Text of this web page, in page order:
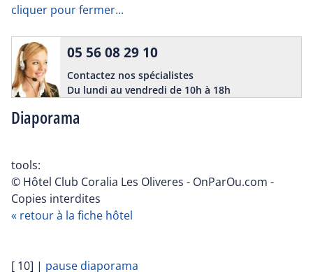
cliquer pour fermer...
Diaporama
05 56 08 29 10
Contactez nos spécialistes
Du lundi au vendredi de 10h à 18h
tools:
© Hôtel Club Coralia Les Oliveres - OnParOu.com -
Copies interdites
« retour à la fiche hôtel
[ 10] | pause diaporama